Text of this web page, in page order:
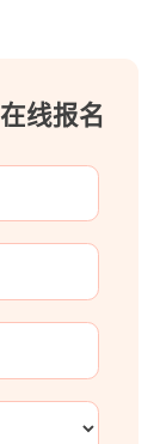
在线报名